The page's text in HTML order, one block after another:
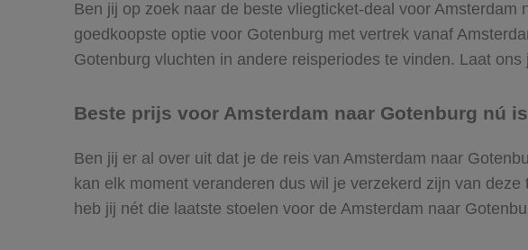
Ben jij op zoek naar de beste vliegticket-deal voor
goedkoopste optie voor Gotenburg met vertrek vanaf
Gotenburg vluchten in andere reisperiodes te vinden. Laat
Beste prijs voor Amsterdam naar Gotenburg nú
Ben jij er al over uit dat je de reis van Amsterdam naar
kan elk moment veranderen dus wil je verzekerd zijn van
heb jij nét die laatste stoelen voor de Amsterdam naar